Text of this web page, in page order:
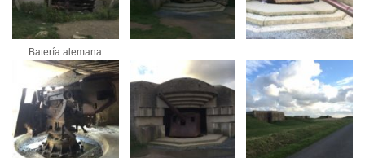
Batería alemana